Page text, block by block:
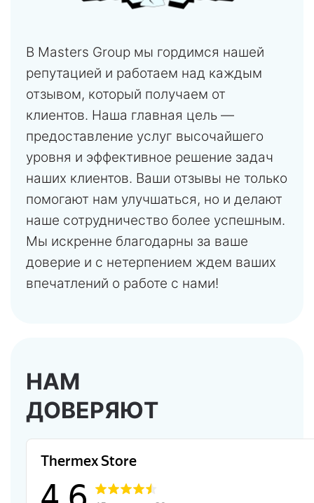
В Masters Group мы гордимся нашей
репутацией и работаем над каждым
отзывом, который получаем от
клиентов. Наша главная цель —
предоставление услуг высочайшего
уровня и эффективное решение задач
наших клиентов. Ваши отзывы не только
помогают нам улучшаться, но и делают
наше сотрудничество более успешным.
Мы искренне благодарны за ваше
доверие и с нетерпением ждем ваших
впечатлений о работе с нами!
НАМ
ДОВЕРЯЮТ